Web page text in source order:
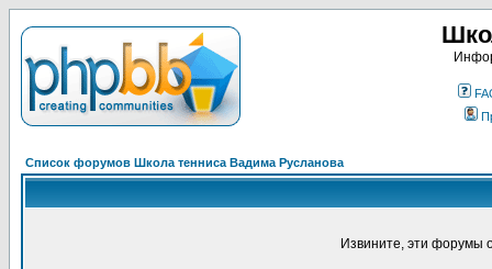
Список форумов Школа тенниса Вадима Русланова
Извините, эти форумы